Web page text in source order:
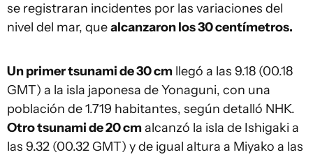
se registraran incidentes por las variaciones del
nivel del mar, quealcanzaron los 30 centímetros.
Un primer tsunami de 30 cm llegó a las 9.18 (00.18
GMT) a la isla japonesa de Yonaguni, con una
población de 1.719 habitantes, según detalló NHK.
Otro tsunami de 20 cmalcanzó la isla de Ishigaki a
las 9.32 (00.32 GMT) y de igual altura a Miyako a las